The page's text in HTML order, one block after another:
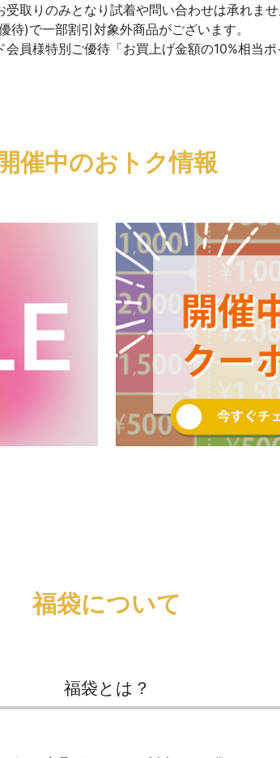
取りのみとなり試着や問い合わせは承れませ
)で一部割引対象外商品がございます。
員様特別ご優待「お買上げ金額の10%相当
開催中のおトク情報
福袋について
福袋とは？